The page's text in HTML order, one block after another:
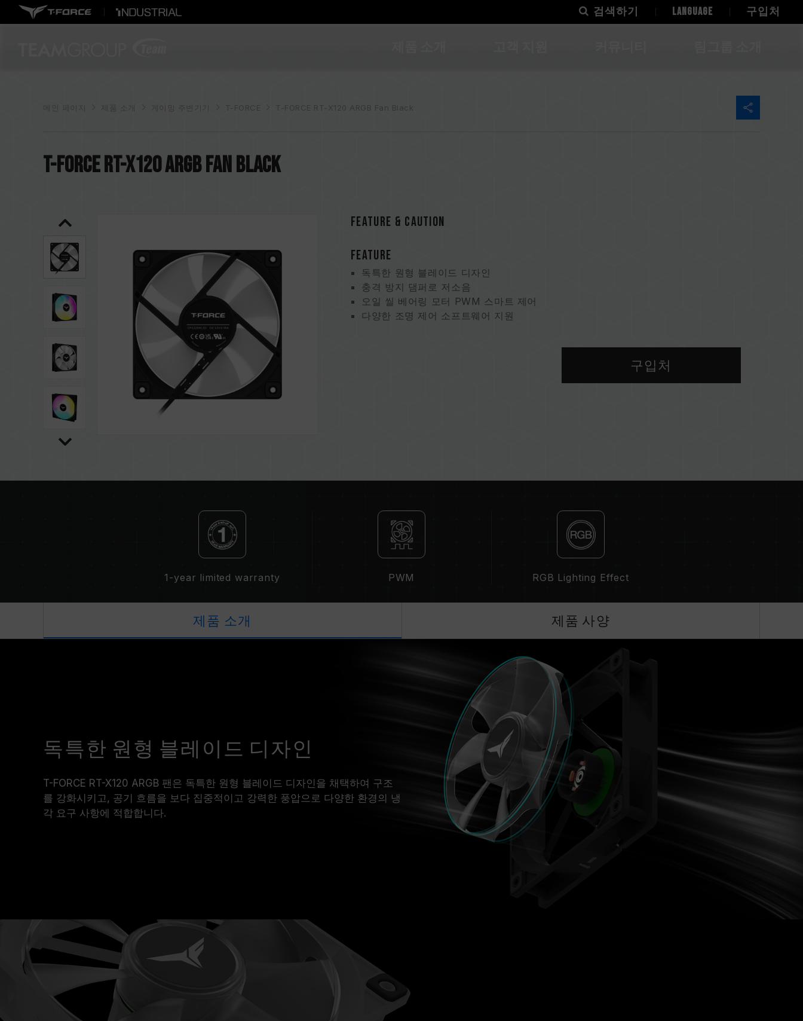
검색하기 LANGUAGE 구입처
제품 소개 T-FORCE T-FORCE RT-X120 ARGB Fan Black
T-FORCE RT-X120 ARGB Fan Black
FEATURE & CAUTION
FEATURE
독특한 원형 블레이드 디자인
충격 방지 댐퍼로 저소음
오일 씰 베어링 모터 PWM 스마트 제어
다양한 조명 제어 소프트웨어 지원
구입처
1-year limited warranty PWM RGB Lighting Effect
제품 소개 제품 사양
독특한 원형 블레이드 디자인
T-FORCE RT-X120 ARGB 팬은 독특한 원형 블레이드 디자인을 채택하여 구조
를 강화시키고, 공기 흐름을 보다 집중적이고 강력한 풍압으로 다양한 환경의 냉
각 요구 사항에 적합합니다.